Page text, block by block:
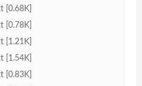
[0.68K]
[0.78K]
[1.21K]
[1.54K]
[0.83K]